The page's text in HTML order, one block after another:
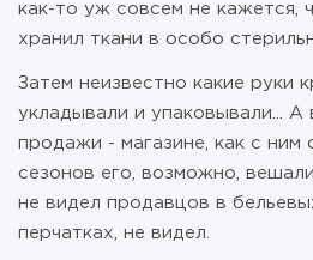
как-то уж совсем не кажется,
хранил ткани в особо
Затем неизвестно какие руки
укладывали и упаковывали... А
продажи - магазине, как с ним
сезонов его, возможно,
не видел продавцов в
перчатках, не видел.